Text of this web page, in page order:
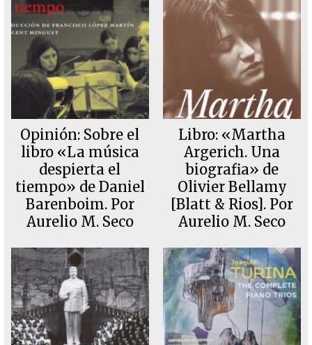
Opinión: Sobre el
libro «La música
despierta el
tiempo» de Daniel
Barenboim. Por
Aurelio M. Seco
Libro: «Martha
Argerich. Una
biografia» de
Olivier Bellamy
[Blatt & Rios]. Por
Aurelio M. Seco